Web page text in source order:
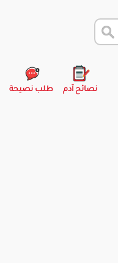
نصائح آدم طلب نصيحة